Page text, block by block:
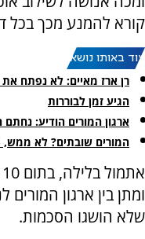
קורא להמנע מכך בכל
עוד באותו נושא:
רן ארז מאיים: לא נפתח
הגיע זמן לבוררות
‏ארגון המורים הודיע:
המורים שובתים? לא ממש,
ומתן בין ארגון
שלא הושגו הסכמות.